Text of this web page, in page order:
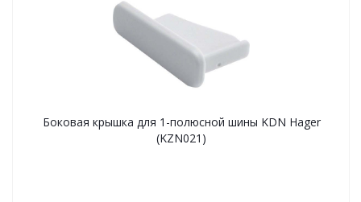
Боковая крышка для 1-полюсной шины KDN Hager
(KZN021)